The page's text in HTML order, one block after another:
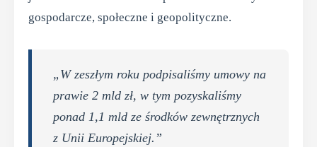
gospodarcze, społeczne i geopolityczne.
„W zeszłym roku podpisaliśmy umowy na
prawie 2 mld zł, w tym pozyskaliśmy
ponad 1,1 mld ze środków zewnętrznych
z Unii Europejskiej.”